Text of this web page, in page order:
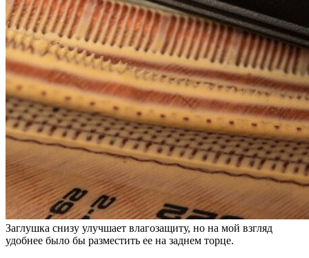
Заглушка снизу улучшает влагозащиту, но на мой взгляд
удобнее было бы разместить ее на заднем торце.